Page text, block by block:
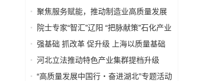
桌会议推动固态变压器产业高质量发展
聚焦服务赋能，推动制造业高质量发展
——“服务型制造万里行”走进湖南常德
院士专家“智汇”辽阳 “把脉献策”石化产业
强基础 抓改革 促升级 上海以质量基础
设施赋能高端装备产业高质量发展
河北立法推动特色产业集群提档升级
“高质量发展中国行・奋进湖北”专题活动